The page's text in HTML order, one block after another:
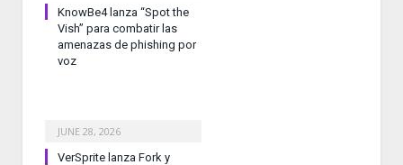
KnowBe4 lanza “Spot the
Vish” para combatir las
amenazas de phishing por
voz
JUNE 28, 2026
VerSprite lanza Fork y